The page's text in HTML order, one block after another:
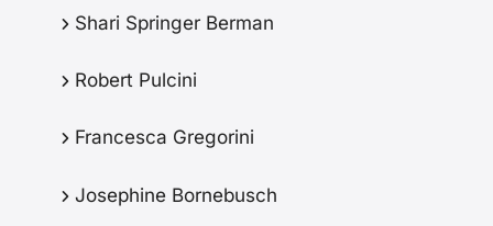
Shari Springer Berman
Robert Pulcini
Francesca Gregorini
Josephine Bornebusch